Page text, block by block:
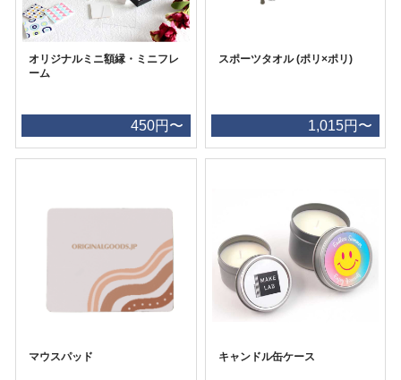
オリジナルミニ額縁・ミニフレ
ーム
450円〜
スポーツタオル (ポリ×ポリ)
1,015円〜
マウスパッド キャンドル缶ケース